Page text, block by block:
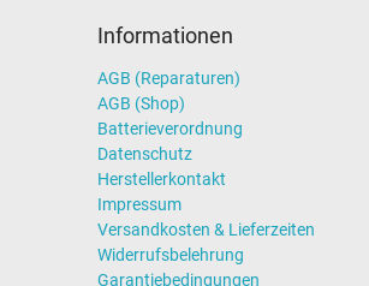
Informationen
AGB (Reparaturen)
AGB (Shop)
Batterieverordnung
Datenschutz
Herstellerkontakt
Impressum
Versandkosten & Lieferzeiten
Widerrufsbelehrung
Garantiebedingungen